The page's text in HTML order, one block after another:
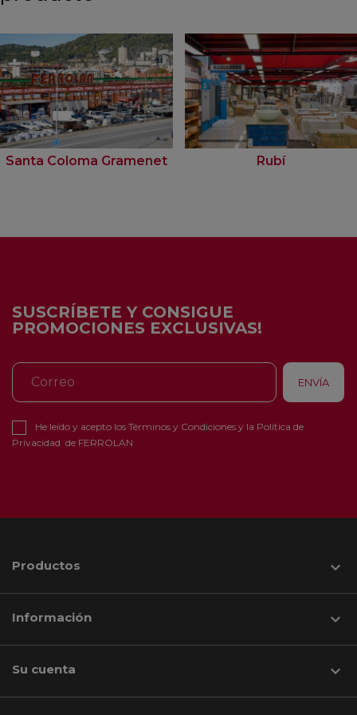
Santa Coloma Gramenet Rubí
SUSCRÍBETE Y CONSIGUE
PROMOCIONES EXCLUSIVAS!
He leído y acepto los Términos y Condiciones y la Política de
Privacidad de FERROLAN
Productos 
Información 
Su cuenta 